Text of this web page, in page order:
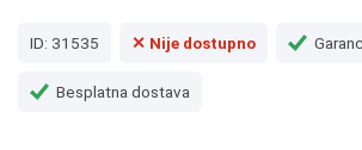
ID: 31535 ✕ Nije dostupno
Besplatna dostava